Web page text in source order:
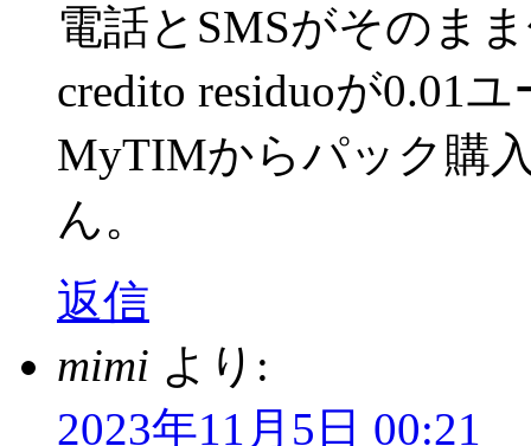
電話とSMSがそのま
credito residuoが0.01
MyTIMからパック購
ん。
返信
mimi より:
2023年11月5日 00:21